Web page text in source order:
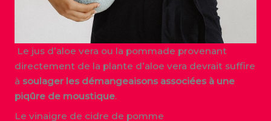
Le jus d’aloe vera ou la pommade provenant
directement de la plante d’aloe vera devrait suffire
à soulager les démangeaisons associées à une
piqûre de moustique.
Le vinaigre de cidre de pomme